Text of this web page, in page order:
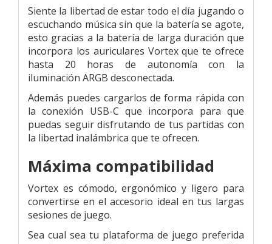
Siente la libertad de estar todo el día jugando o
escuchando música sin que la batería se agote,
esto gracias a la batería de larga duración que
incorpora los auriculares Vortex que te ofrece
hasta 20 horas de autonomía con la
iluminación ARGB desconectada.
Además puedes cargarlos de forma rápida con
la conexión USB-C que incorpora para que
puedas seguir disfrutando de tus partidas con
la libertad inalámbrica que te ofrecen.
Máxima compatibilidad
Vortex es cómodo, ergonómico y ligero para
convertirse en el accesorio ideal en tus largas
sesiones de juego.
Sea cual sea tu plataforma de juego preferida